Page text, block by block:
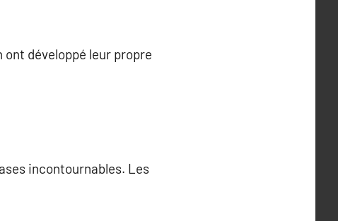
développé leur propre
incontournables. Les